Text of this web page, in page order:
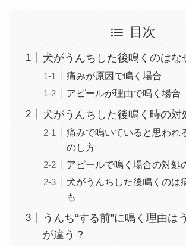
目次
犬がうんちした後鳴くのはな
痛みが原因で鳴く場合
アピールが理由で鳴く場合
犬がうんちした後鳴く時の対
痛みで鳴いていると思われ
のし方
アピールで鳴く場合の対処
犬がうんちした後鳴くのは
も
うんち“する前”に鳴く理由は
が違う？